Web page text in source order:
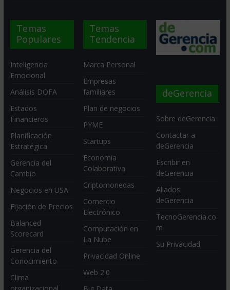
Temas
Populares
Inteligencia
Emocional
Análisis DOFA
Estados
Financieros
Planificación
Estratégica
Gerencia del
Cambio
Negocios en USA
Fijación de Precios
Balanced
Scorecard
Gerencia del
Conocimiento
Clima
Temas
Tendencia
Marca Personal
Empresas
familiares
Plan de negocios
PYME
Startups
Economia
Colaborativa
Criptomonedas
Comercio
Electrónico
Computación en
La Nube
Privacidad Online
Web 2.0
deGerencia
Sobre deGerencia
Contactar a
deGerencia
Escribir en
deGerencia
Aliados
deGerencia
TecnoGerencia.co
m
Su Privacidad